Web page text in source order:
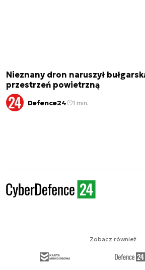
Nieznany dron naruszył
przestrzeń powietrzną
Defence24 1 min.
Zobacz również